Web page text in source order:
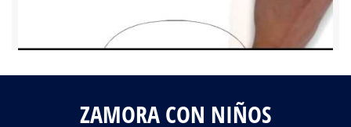
ZAMORA CON NIÑOS